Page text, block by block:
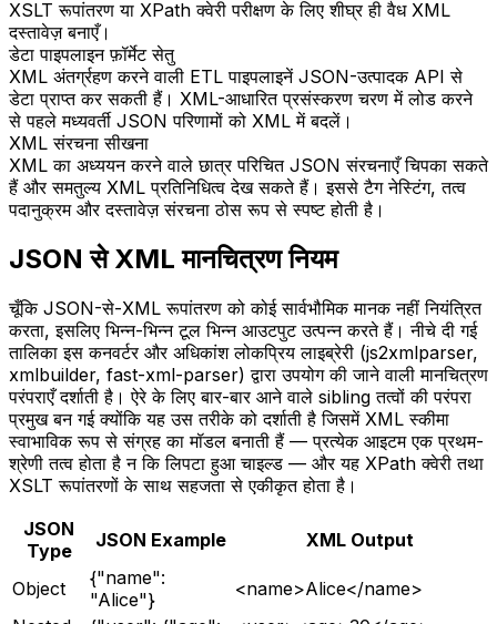
XSLT रूपांतरण या XPath क्वेरी परीक्षण के लिए शीघ्र ही वैध XML
दस्तावेज़ बनाएँ।
डेटा पाइपलाइन फ़ॉर्मेट सेतु
XML अंतर्ग्रहण करने वाली ETL पाइपलाइनें JSON-उत्पादक API से
डेटा प्राप्त कर सकती हैं। XML-आधारित प्रसंस्करण चरण में लोड करने
से पहले मध्यवर्ती JSON परिणामों को XML में बदलें।
XML संरचना सीखना
XML का अध्ययन करने वाले छात्र परिचित JSON संरचनाएँ चिपका सकते
हैं और समतुल्य XML प्रतिनिधित्व देख सकते हैं। इससे टैग नेस्टिंग, तत्व
पदानुक्रम और दस्तावेज़ संरचना ठोस रूप से स्पष्ट होती है।
JSON से XML मानचित्रण नियम
चूँकि JSON-से-XML रूपांतरण को कोई सार्वभौमिक मानक नहीं नियंत्रित
करता, इसलिए भिन्न-भिन्न टूल भिन्न आउटपुट उत्पन्न करते हैं। नीचे दी गई
तालिका इस कनवर्टर और अधिकांश लोकप्रिय लाइब्रेरी (js2xmlparser,
xmlbuilder, fast-xml-parser) द्वारा उपयोग की जाने वाली मानचित्रण
परंपराएँ दर्शाती है। ऐरे के लिए बार-बार आने वाले sibling तत्वों की परंपरा
प्रमुख बन गई क्योंकि यह उस तरीके को दर्शाती है जिसमें XML स्कीमा
स्वाभाविक रूप से संग्रह का मॉडल बनाती हैं — प्रत्येक आइटम एक प्रथम-
श्रेणी तत्व होता है न कि लिपटा हुआ चाइल्ड — और यह XPath क्वेरी तथा
XSLT रूपांतरणों के साथ सहजता से एकीकृत होता है।
JSON
Type
JSON Example XML Output
Object
{"name":
"Alice"}
<name>Alice</name>